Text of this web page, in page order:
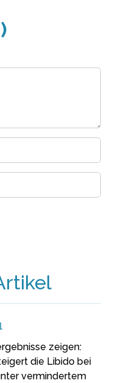
zeigen:
die Libido bei
vermindertem